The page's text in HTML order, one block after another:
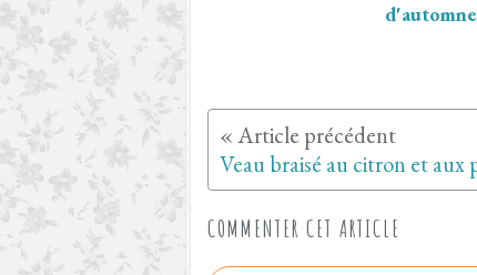
d'automne
COMMENTER CET ARTICLE